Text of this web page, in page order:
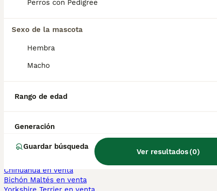
Perros con Pedigree
Sexo de la mascota
Hembra
Macho
Rango de edad
Generación
Guardar búsqueda
Ver resultados(0)
Is a Thai Ridgeback a good
de Thai Ridgeback?
Perros Cachorros En Venta
Chihuahua en venta
Bichón Maltés en venta